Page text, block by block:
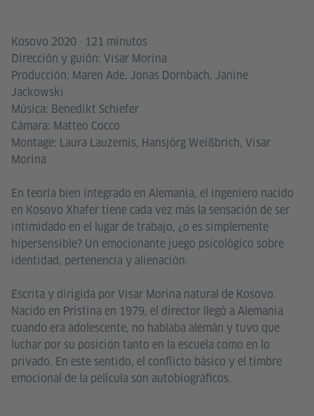
Kosovo 2020 · 121 minutos
Dirección y guión: Visar Morina
Producción: Maren Ade, Jonas Dornbach, Janine
Jackowski
Música: Benedikt Schiefer
Cámara: Matteo Cocco
Montage: Laura Lauzemis, Hansjörg Weißbrich, Visar
Morina
En teoría bien integrado en Alemania, el ingeniero nacido
en Kosovo Xhafer tiene cada vez más la sensación de ser
intimidado en el lugar de trabajo, ¿o es simplemente
hipersensible? Un emocionante juego psicológico sobre
identidad, pertenencia y alienación.
Escrita y dirigida por Visar Morina natural de Kosovo.
Nacido en Pristina en 1979, el director llegó a Alemania
cuando era adolescente, no hablaba alemán y tuvo que
luchar por su posición tanto en la escuela como en lo
privado. En este sentido, el conflicto básico y el timbre
emocional de la película son autobiográficos.